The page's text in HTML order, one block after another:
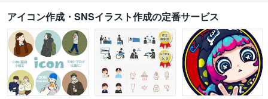
アイコン作成・SNSイラスト作成の定番サービス